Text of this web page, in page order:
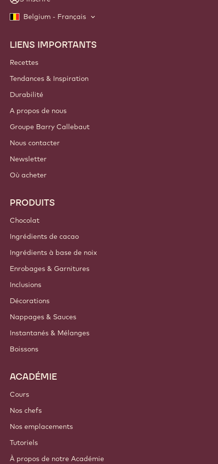
Belgium - Français
Footer
Callebaut
LIENS IMPORTANTS
Recettes
Tendances & Inspiration
Durabilité
A propos de nous
Groupe Barry Callebaut
Nous contacter
Newsletter
Où acheter
PRODUITS
Chocolat
Ingrédients de cacao
Ingrédients à base de noix
Enrobages & Garnitures
Inclusions
Décorations
Nappages & Sauces
Instantanés & Mélanges
Boissons
ACADÉMIE
Cours
Nos chefs
Nos emplacements
Tutoriels
À propos de notre Académie